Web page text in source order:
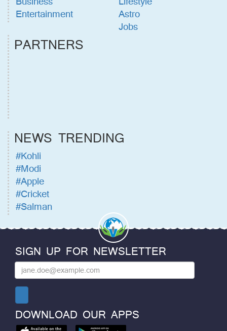
Entertainment
Astro
Jobs
PARTNERS
NEWS TRENDING
#Kohli
#Modi
#Apple
#Cricket
#Salman
SIGN UP FOR NEWSLETTER
DOWNLOAD OUR APPS